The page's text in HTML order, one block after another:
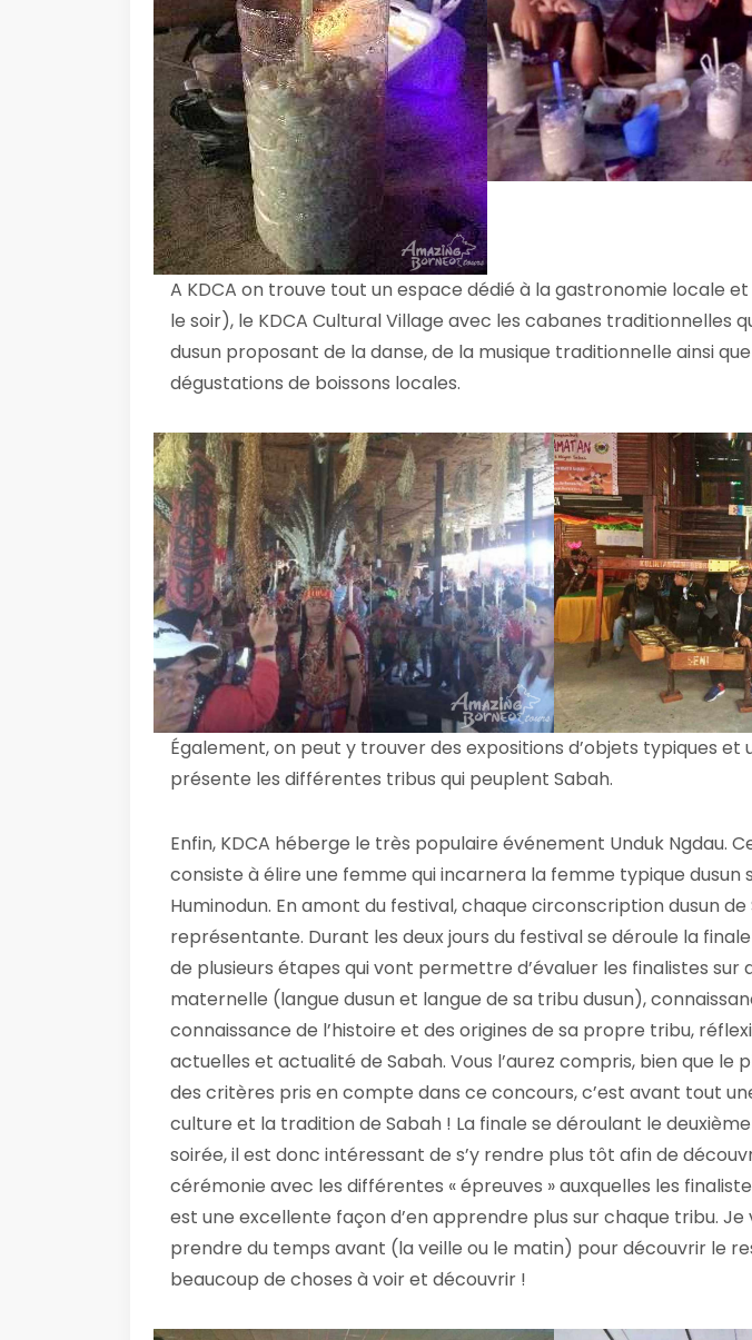
A KDCA on trouve tout un espace dédié à la gastronomie locale
le soir), le KDCA Cultural Village avec les cabanes traditionnelles
dusun proposant de la danse, de la musique traditionnelle ainsi
dégustations de boissons locales.
Également, on peut y trouver des expositions d’objets typiques et
présente les différentes tribus qui peuplent Sabah.
Enfin, KDCA héberge le très populaire événement Unduk Ngdau.
consiste à élire une femme qui incarnera la femme typique dusun
Huminodun. En amont du festival, chaque circonscription dusun de
représentante. Durant les deux jours du festival se déroule la
de plusieurs étapes qui vont permettre d’évaluer les finalistes sur
maternelle (langue dusun et langue de sa tribu dusun),
connaissance de l’histoire et des origines de sa propre tribu,
actuelles et actualité de Sabah. Vous l’aurez compris, bien que le
des critères pris en compte dans ce concours, c’est avant tout
culture et la tradition de Sabah ! La finale se déroulant le
soirée, il est donc intéressant de s’y rendre plus tôt afin de
cérémonie avec les différentes « épreuves » auxquelles les
est une excellente façon d’en apprendre plus sur chaque tribu. Je
prendre du temps avant (la veille ou le matin) pour découvrir le
beaucoup de choses à voir et découvrir !